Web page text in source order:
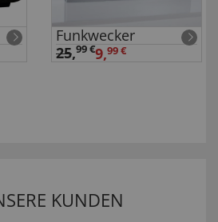
Funkwecker
25,99 €9,99 €
KUNDEN